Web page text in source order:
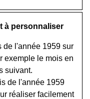
à personnaliser
de l'année 1959 sur
exemple le mois en
suivant.
de l'année 1959
réaliser facilement